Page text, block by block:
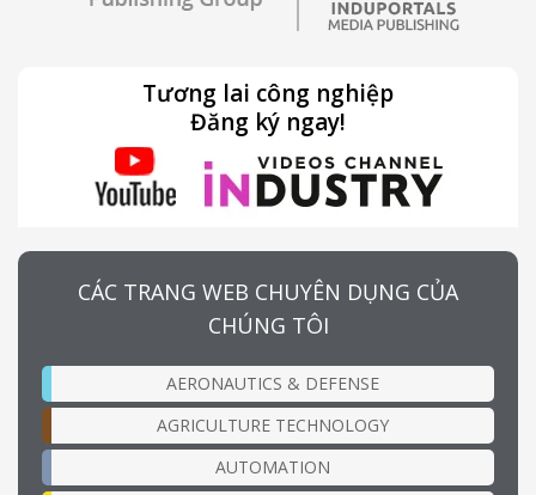
Tương lai công nghiệp
Đăng ký ngay!
CÁC TRANG WEB CHUYÊN DỤNG CỦA
CHÚNG TÔI
AERONAUTICS & DEFENSE
AGRICULTURE TECHNOLOGY
AUTOMATION